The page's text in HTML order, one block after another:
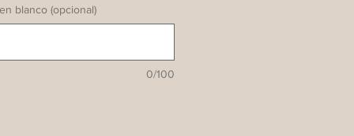
blanco (opcional)
0/100